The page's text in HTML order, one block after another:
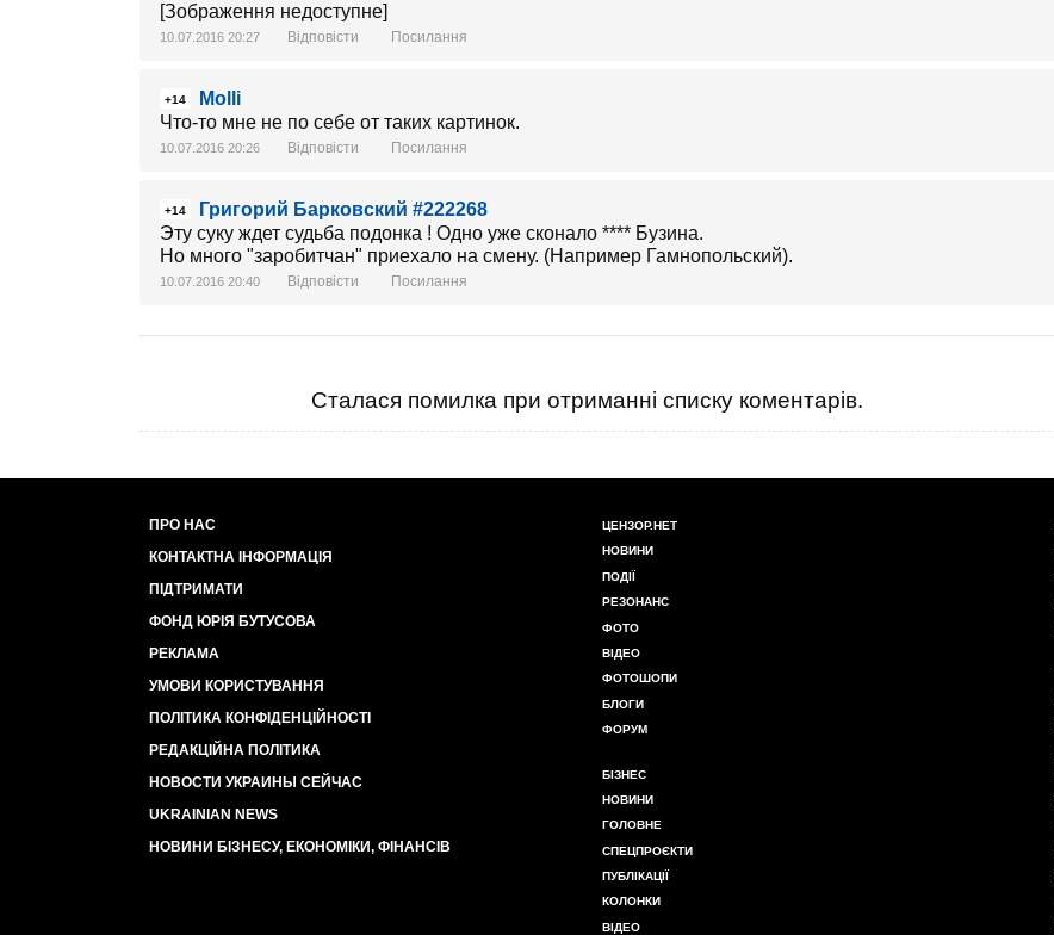
[Зображення недоступне]
10.07.2016 20:27 Відповісти Посилання
+14
Molli
Что-то мне не по себе от таких картинок.
10.07.2016 20:26 Відповісти Посилання
+14
Григорий Барковский #222268
Эту суку ждет судьба подонка ! Одно уже сконало **** Бузина.
Но много "заробитчан" приехало на смену. (Например Гамнопольский).
10.07.2016 20:40 Відповісти Посилання
Сталася помилка при отриманні списку коментарів.
ПРО НАС
КОНТАКТНА ІНФОРМАЦІЯ
ПІДТРИМАТИ
ФОНД ЮРІЯ БУТУСОВА
РЕКЛАМА
УМОВИ КОРИСТУВАННЯ
ПОЛІТИКА КОНФІДЕНЦІЙНОСТІ
РЕДАКЦІЙНА ПОЛІТИКА
НОВОСТИ УКРАИНЫ СЕЙЧАС
UKRAINIAN NEWS
НОВИНИ БІЗНЕСУ, ЕКОНОМІКИ, ФІНАНСІВ
ЦЕНЗОР.НЕТ
НОВИНИ
ПОДІЇ
РЕЗОНАНС
ФОТО
ВІДЕО
ФОТОШОПИ
БЛОГИ
ФОРУМ
БІЗНЕС
НОВИНИ
ГОЛОВНЕ
СПЕЦПРОЄКТИ
ПУБЛІКАЦІЇ
КОЛОНКИ
ВІДЕО